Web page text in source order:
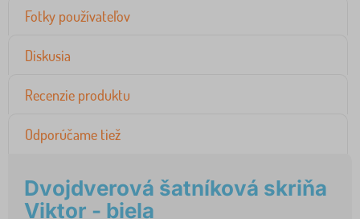
Fotky používateľov
Diskusia
Recenzie produktu
Odporúčame tiež
Dvojdverová šatníková skriňa
Viktor - biela